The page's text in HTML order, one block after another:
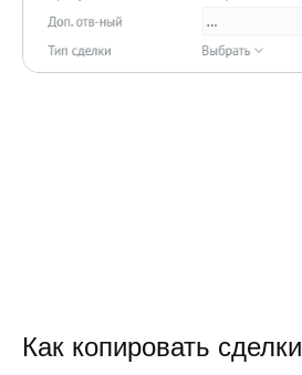
Как копировать сделки